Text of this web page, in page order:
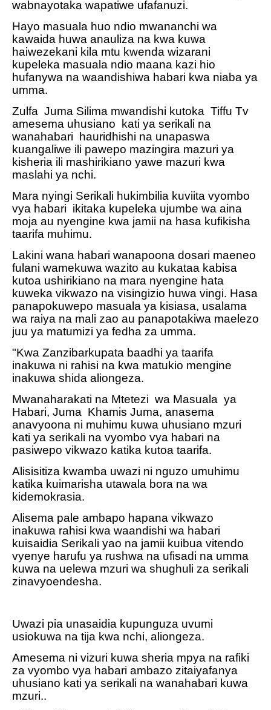
wabnayotaka wapatiwe ufafanuzi.
Hayo masuala huo ndio mwananchi wa
kawaida huwa anauliza na kwa kuwa
haiwezekani kila mtu kwenda wizarani
kupeleka masuala ndio maana kazi hio
hufanywa na waandishiwa habari kwa niaba ya
umma.
Zulfa Juma Silima mwandishi kutoka Tiffu Tv
amesema uhusiano
kati ya serikali na
wanahabari
hauridhishi na unapaswa
kuangaliwe ili pawepo mazingira mazuri ya
kisheria ili mashirikiano yawe mazuri kwa
maslahi ya nchi.
Mara nyingi Serikali hukimbilia kuviita vyombo
vya habari ikitaka kupeleka ujumbe wa aina
moja au nyengine kwa jamii na hasa kufikisha
taarifa muhimu.
Lakini wana habari wanapoona dosari maeneo
fulani wamekuwa wazito au kukataa kabisa
kutoa ushirikiano na mara nyengine hata
kuweka vikwazo na visingizio huwa vingi. Hasa
panapokuwepo masuala ya kisiasa, usalama
wa raiya na mali zao au panapotakiwa maelezo
juu ya matumizi ya fedha za umma.
"Kwa Zanzibarkupata baadhi ya taarifa
inakuwa ni rahisi na kwa matukio mengine
inakuwa shida aliongeza.
Mwanaharakati na Mtetezi wa Masuala ya
Habari, Juma Khamis Juma, anasema
anavyoona ni muhimu kuwa uhusiano mzuri
kati ya serikali na vyombo vya habari na
pasiwepo vikwazo katika kutoa taarifa.
Alisisitiza kwamba uwazi ni nguzo umuhimu
katika kuimarisha utawala bora na wa
kidemokrasia.
Alisema pale ambapo hapana vikwazo
inakuwa rahisi kwa waandishi wa habari
kuisaidia Serikali yao na jamii kuibua vitendo
vyenye harufu ya rushwa na ufisadi na umma
kuwa na uelewa mzuri wa shughuli za serikali
zinavyoendesha.
Uwazi pia unasaidia kupunguza uvumi
usiokuwa na tija kwa nchi, aliongeza.
Amesema ni vizuri kuwa sheria mpya na rafiki
za vyombo vya habari ambazo zitaiyafanya
uhusiano kati ya serikali na wanahabari kuwa
mzuri..